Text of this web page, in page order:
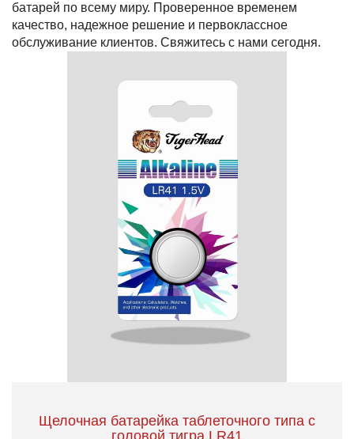
батарей по всему миру. Проверенное временем
качество, надежное решение и первоклассное
обслуживание клиентов. Свяжитесь с нами сегодня.
Щелочная батарейка таблеточного типа с
головой тигра LR41